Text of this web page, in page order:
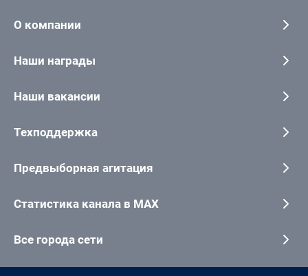
О компании
Наши награды
Наши вакансии
Техподдержка
Предвыборная агитация
Статистика канала в MAX
Все города сети